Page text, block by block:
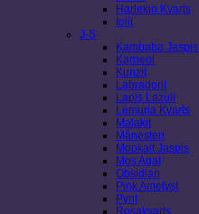
Harlekin Kvarts
Iolit
J-S
Kambaba Jaspis
Karneol
Kunzit
Labradorit
Lapis Lazuli
Lemuria Kvarts
Malakit
Månesten
Mookait Jaspis
Mos Agat
Obsidian
Pink Ametyst
Pyrit